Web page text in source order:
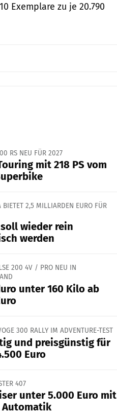
Exemplare zu je 20.790
RS NEU FÜR 2027
mit 218 PS vom
BIETET 2,5 MILLIARDEN EURO FÜR
wieder rein
werden
200 4V / PRO NEU IN
unter 160 Kilo ab
300 RALLY IM ADVENTURE-TEST
und preisgünstig für
Euro
407
unter 5.000 Euro mit
Automatik